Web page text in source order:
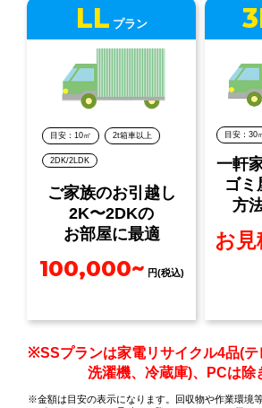
LL プラン
目安：10㎡ 2t箱車以上
2DK/2LDK
ご家族のお引越し
2K〜2DKの
お部屋に最適
100,000~ 円(税込)
目安：30
一軒
ゴミ
方
お
※SSプランは家電リサイクル4品(テ
洗濯機、冷蔵庫)、PCは除
※金額は目安の表示になります。回収物や作業環境